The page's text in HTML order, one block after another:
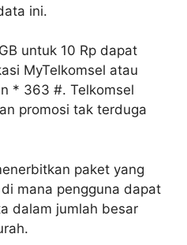
ini.
untuk 10 Rp dapat
MyTelkomsel atau
* 363 #. Telkomsel
promosi tak terduga
paket yang
mana pengguna dapat
dalam jumlah besar